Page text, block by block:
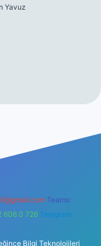
Yavuz
elexbetgiris.org
Teams:
606 0 726 Telegram:
Bilgi Teknolojileri